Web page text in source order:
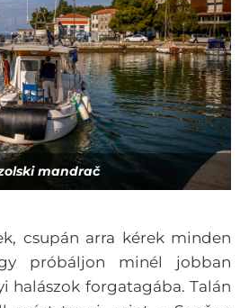
mandrač
csupán arra kérek minden
próbáljon minél jobban
halászok forgatagába. Talán